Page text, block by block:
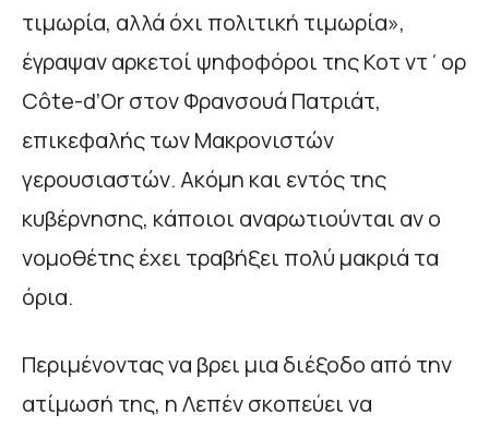
τιμωρία, αλλά όχι πολιτική τιμωρία»,
έγραψαν αρκετοί ψηφοφόροι της Κοτ ντ΄ορ
Côte-d’Or στον Φρανσουά Πατριάτ,
επικεφαλής των Μακρονιστών
γερουσιαστών. Ακόμη και εντός της
κυβέρνησης, κάποιοι αναρωτιούνται αν ο
νομοθέτης έχει τραβήξει πολύ μακριά τα
όρια.
Περιμένοντας να βρει μια διέξοδο από την
ατίμωσή της, η Λεπέν σκοπεύει να